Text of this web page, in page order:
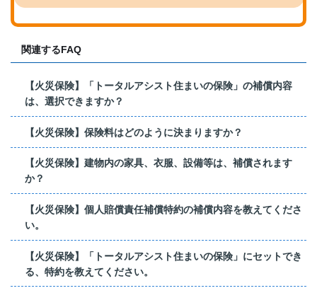
関連するFAQ
【火災保険】「トータルアシスト住まいの保険」の補償内容
は、選択できますか？
【火災保険】保険料はどのように決まりますか？
【火災保険】建物内の家具、衣服、設備等は、補償されます
か？
【火災保険】個人賠償責任補償特約の補償内容を教えてくださ
い。
【火災保険】「トータルアシスト住まいの保険」にセットでき
る、特約を教えてください。